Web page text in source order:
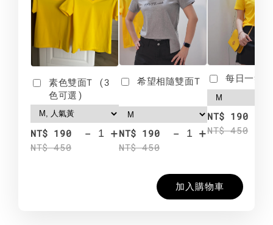
素色雙面T (3
色可選)
NT$ 190
NT$ 450
- +
希望相隨雙面T
NT$ 190
NT$ 450
- +
每日一笑
NT$ 190
NT$ 450
加入購物車